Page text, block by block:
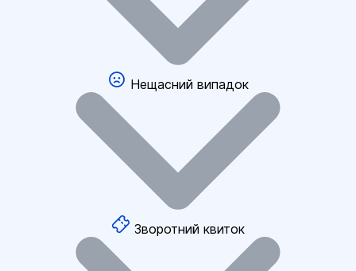
Нещасний випадок
Зворотний квиток